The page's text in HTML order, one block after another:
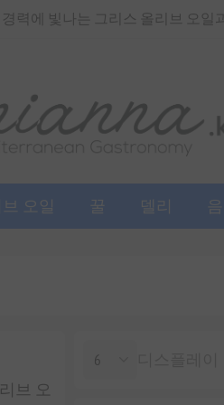
력에 빛나는 그리스 올리브 오일
오일 꿀 델리
브 오